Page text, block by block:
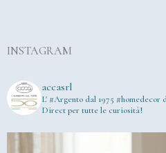
INSTAGRAM
accasrl
L' #Argento dal 1975 #homedecor
Direct per tutte le curiosità!